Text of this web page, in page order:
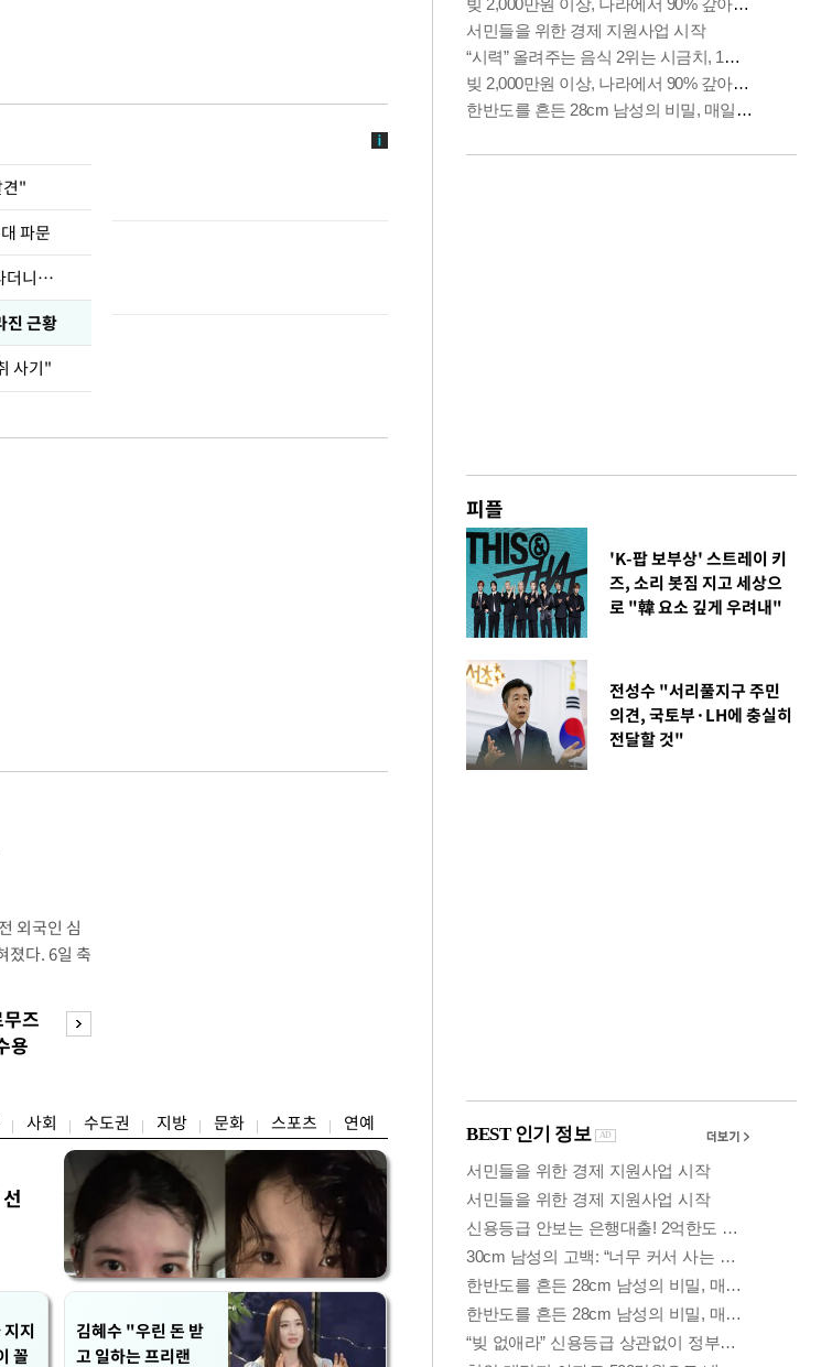
견"
파문
더니…
진 근황
사기"
외국인 심
졌다. 6일 축
했다. 당시
한 번에
즈
용
사회 수도권 지방 문화 스포츠 연예
지
꼴
김혜수 "우린 돈 받
고 일하는 프리랜
피플
'K-팝 보부상' 스트레이 키
즈, 소리 봇짐 지고 세상으
로 "韓 요소 깊게 우려내"
전성수 "서리풀지구 주민
의견, 국토부·LH에 충실히
전달할 것"